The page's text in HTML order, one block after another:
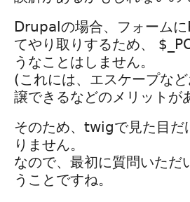
Drupalの場合、フォーム
てやり取りするため、
うなことはしません。
(これには、エスケープな
譲できるなどのメリットが
そのため、twigで見た目だ
りません。
なので、最初に質問いただ
うことですね。